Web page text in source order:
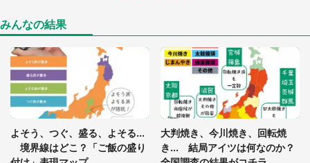
「ゾワゾワする」「本当に気持ち悪い」 道端でバ
グっちゃってた〝野生の野菜〟に6.5万人戦慄
「閉所恐怖症の私は新幹線で大パニック。隣席の青
年に『手を繋いで』とお願いしたら...」 体験談に
8万人感動
みんなの結果
よそう、つぐ、盛る、よそる...
境界線はどこ？「ご飯の盛り
大判焼き、今川焼き、回転焼
き... 結局アイツは何なのか？